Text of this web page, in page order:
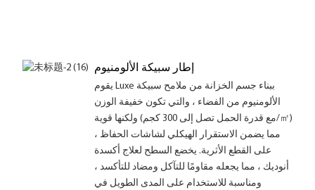
إطار سبيكة الألومنيوم
يقوم Luxe ببناء جسم الخزانة من ملامح سبيكة
الألومنيوم من الفضاء ، والتي تكون خفيفة الوزن
ولكنها قوية (مع قدرة الحمل تصل إلى 300 كجم/㎡)
، مما يضمن الاستقرار الهيكلي لشاشات الحفاظ
على القطع الأثرية. يخضع السطح لعلاج أكسدة
أنوديك ، مما يجعله مقاومًا للتآكل ومضاد للتأكسد ،
ومناسبة للاستخدام على المدى الطويل في